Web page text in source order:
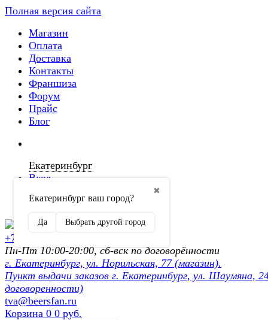
Полная версия сайта
Магазин
Оплата
Доставка
Контакты
Франшиза
Форум
Прайс
Блог
Екатеринбург
✖
Екатеринбург ваш город?
Да Выбрать другой город
Вход
Регистрация
+7 (902) 872-54-70
Пн-Пт 10:00-20:00, сб-вск по договорённости
г. Екатеринбург, ул. Норильская, 77 (магазин).
Пункт выдачи заказов г. Екатеринбург, ул. Шаумяна,
договоренности)
tva@beersfan.ru
Корзина 0 0 руб.